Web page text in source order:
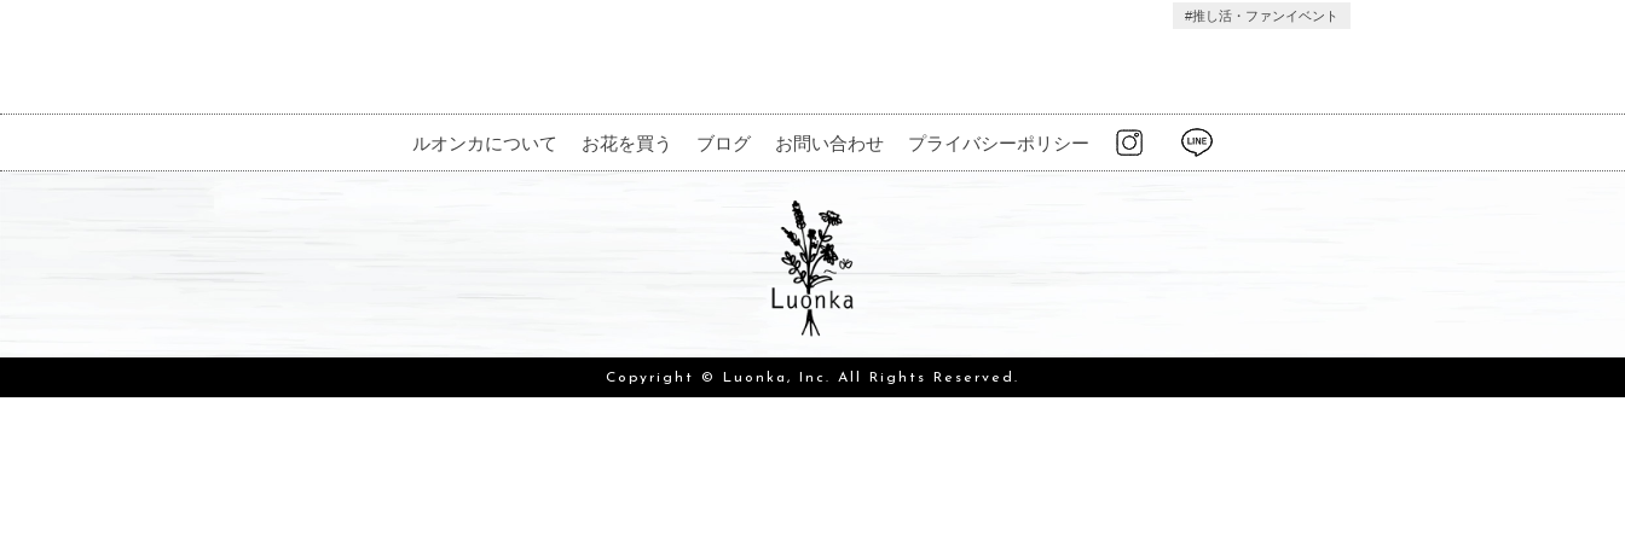
推し活・ファンイベント
ルオンカについて お花を買う ブログ お問い合わせ プライバシーポリシー
Copyright © Luonka, Inc. All Rights Reserved.